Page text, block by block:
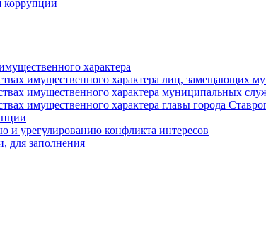
коррупции
характера
имущественного характера лиц,
имущественного характера муниципальных
имущественного характера главы города
урегулированию конфликта интересов
для заполнения